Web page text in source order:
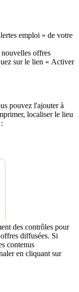
emploi » de votre
offres
sur le lien « Activer
pouvez l'ajouter à
localiser le lieu
des contrôles pour
diffusées. Si
contenus
en cliquant sur